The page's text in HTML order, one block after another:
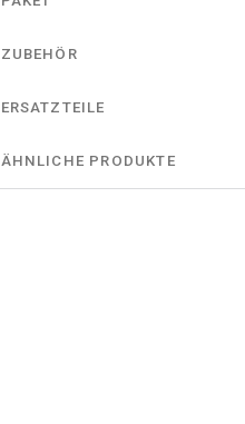
ZUBEHÖR
ERSATZTEILE
ÄHNLICHE PRODUKTE